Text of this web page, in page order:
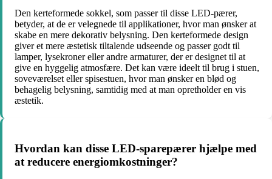
Den kerteformede sokkel, som passer til disse LED-pærer,
betyder, at de er velegnede til applikationer, hvor man ønsker at
skabe en mere dekorativ belysning. Den kerteformede design
giver et mere æstetisk tiltalende udseende og passer godt til
lamper, lysekroner eller andre armaturer, der er designet til at
give en hyggelig atmosfære. Det kan være ideelt til brug i stuen,
soveværelset eller spisestuen, hvor man ønsker en blød og
behagelig belysning, samtidig med at man opretholder en vis
æstetik.
Hvordan kan disse LED-sparepærer hjælpe med
at reducere energiomkostninger?